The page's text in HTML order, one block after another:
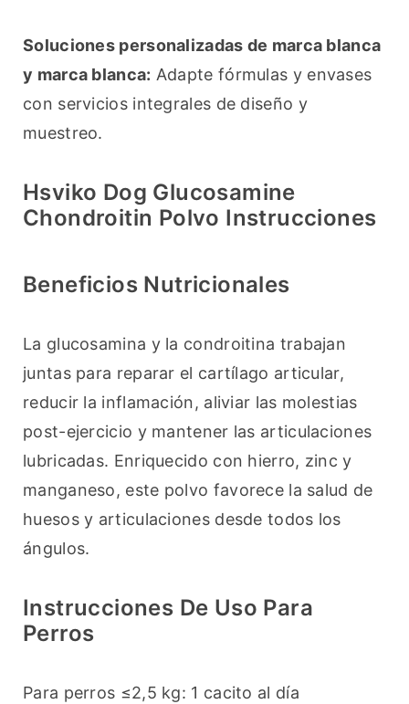
Soluciones personalizadas de marca blanca
y marca blanca: Adapte fórmulas y envases
con servicios integrales de diseño y
muestreo.
Hsviko Dog Glucosamine
Chondroitin Polvo Instrucciones
Beneficios Nutricionales
La glucosamina y la condroitina trabajan
juntas para reparar el cartílago articular,
reducir la inflamación, aliviar las molestias
post-ejercicio y mantener las articulaciones
lubricadas. Enriquecido con hierro, zinc y
manganeso, este polvo favorece la salud de
huesos y articulaciones desde todos los
ángulos.
Instrucciones De Uso Para
Perros
Para perros ≤2,5 kg: 1 cacito al día